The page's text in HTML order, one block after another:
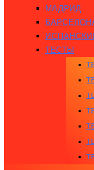
МАДРИД
ТЕСТЫ